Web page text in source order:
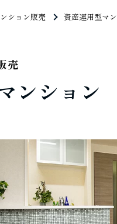
ション販売 資産運用型マ
売
ンション